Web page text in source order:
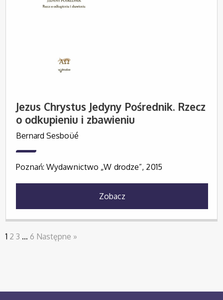
Jezus Chrystus Jedyny Pośrednik. Rzecz
o odkupieniu i zbawieniu
Bernard Sesboüé
Poznań: Wydawnictwo „W drodze”, 2015
Zobacz
1 2 3 … 6 Następne »